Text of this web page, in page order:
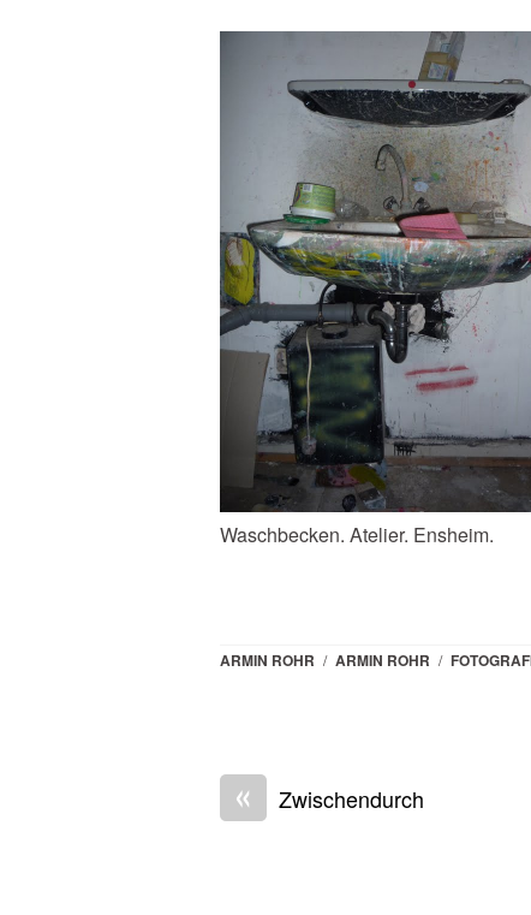
Waschbecken. Atelier. Ensheim.
ARMIN ROHR / ARMIN ROHR /
« Zwischendurch